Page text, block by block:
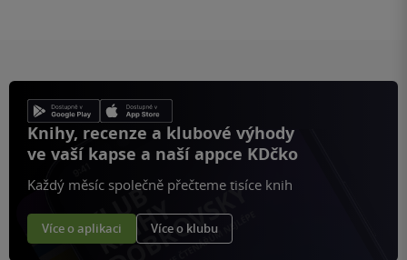
Knihy, recenze a klubové výhody
ve vaší kapse a naší appce KDčko
Každý měsíc společně přečteme tisíce knih
Více o aplikaci Více o klubu